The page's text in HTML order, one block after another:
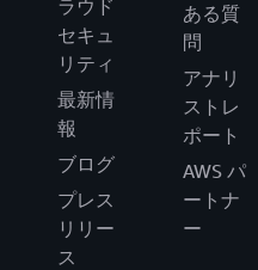
ラウド
セキュ
リティ
最新情
報
ブログ
プレス
リリー
ス
ある質
問
アナリ
ストレ
ポート
AWS パ
ートナ
ー